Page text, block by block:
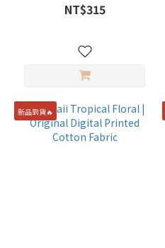
NT$315
新品到貨🔥